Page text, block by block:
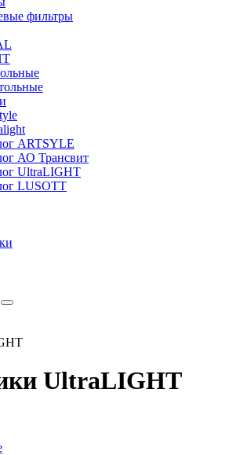
фильтры
ARTSYLE
АО Трансвит
UltraLIGHT
LUSOTT
UltraLIGHT